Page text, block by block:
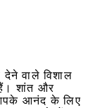
वाले विशाल
शांत और
आनंद के लिए